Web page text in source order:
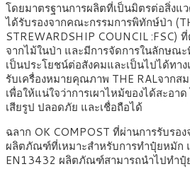
โดยมาตรฐานการผลิตที่เป็นมิตรต่อสิ่งแ
ได้รับรองจากคณะกรรมการพิทักษ์ป่า
STREWARDSHIP COUNCIL
จากไม้ในป่า และมีการจัดการในลักษณ
เป็นประโยชน์ต่อสังคมและเป็นไปได้ทา
รับเครื่องหมายคุณภาพ THE RALจาก
เพื่อให้แน่ใจว่าการเผาไหม้ของได้สะอา
เสียรูป ปลอดภัย และเชื่อถือได้
ฉลาก OK COMPOST ที่ผ่านการรับรอง
ผลิตภัณฑ์ที่เหมาะสำหรับการทำปุ๋ยหมัก
EN13432 ผลิตภัณฑ์สามารถนำไปทำปุ๋